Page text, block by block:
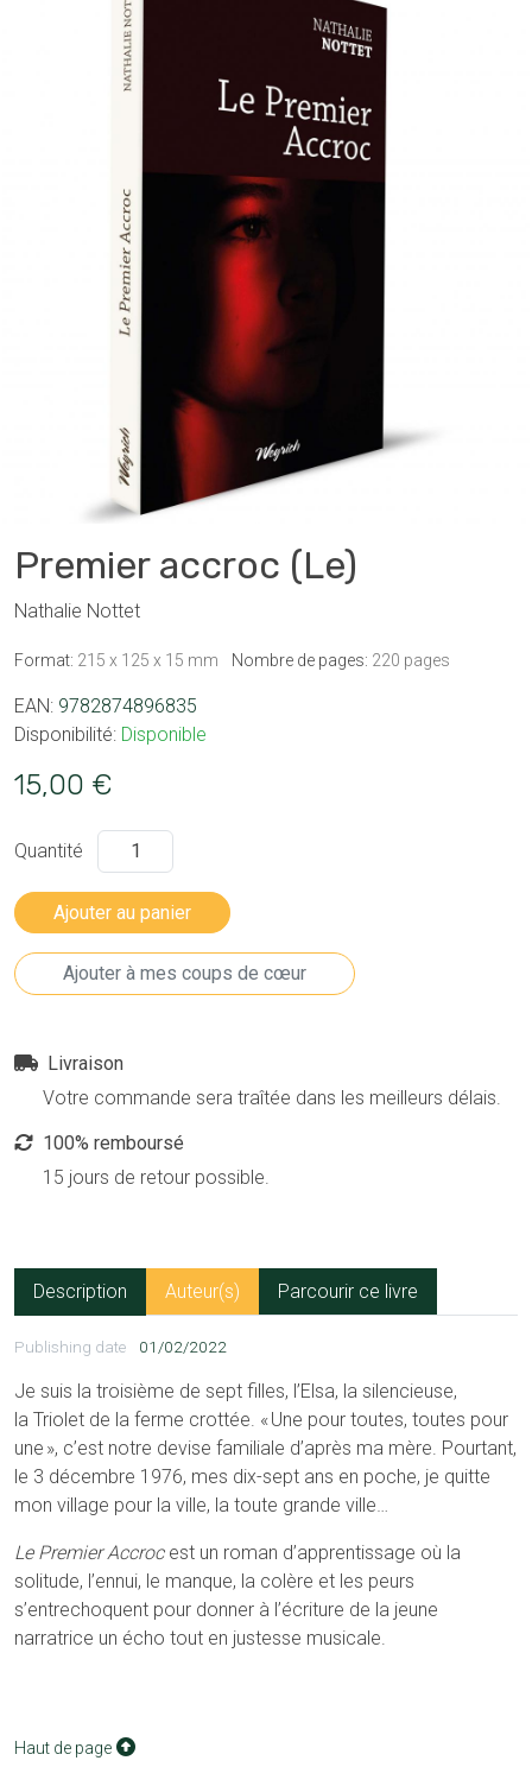
Premier accroc (Le)
Nathalie Nottet
Format: 215 x 125 x 15 mm Nombre de pages: 220 pages
EAN: 9782874896835
Disponibilité: Disponible
15,00 €
Quantité
Livraison
Votre commande sera traîtée dans les meilleurs délais.
100% remboursé
15 jours de retour possible.
Description Auteur(s) Parcourir ce livre
Publishing date 01/02/2022
Je suis la troisième de sept filles, l’Elsa, la silencieuse,
la Triolet de la ferme crottée. « Une pour toutes, toutes pour
une », c’est notre devise familiale d’après ma mère. Pourtant,
le 3 décembre 1976, mes dix-sept ans en poche, je quitte
mon village pour la ville, la toute grande ville…
Le Premier Accroc est un roman d’apprentissage où la
solitude, l’ennui, le manque, la colère et les peurs
s’entrechoquent pour donner à l’écriture de la jeune
narratrice un écho tout en justesse musicale.
Haut de page